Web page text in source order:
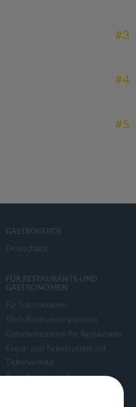
#3
#4
#5
GASTROGUIDE
Deutschland
FÜR RESTAURANTS UND
GASTRONOMEN
Für Gastronomen
Tisch Reservierungsystem
Gutscheinsystem für Restaurants
Event- und Ticketsystem mit
Ticketverkauf
Bestellsystem Lieferung und